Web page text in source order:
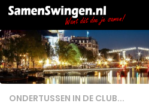
Doorgaan naar inhoud
ONDERTUSSEN IN DE CLUB...